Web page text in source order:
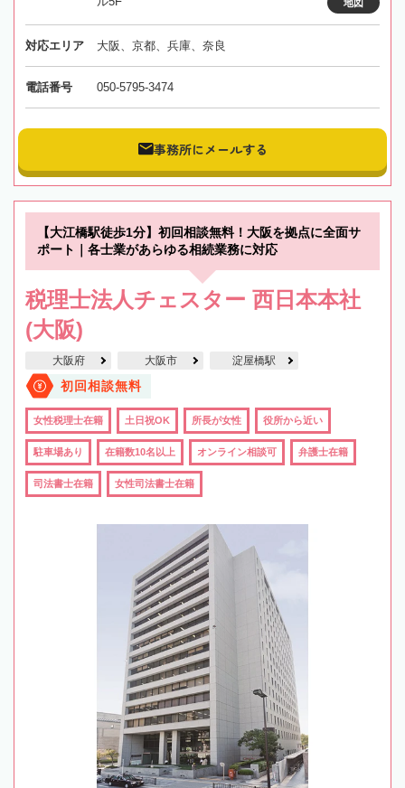
地図
対応エリア 大阪、京都、兵庫、奈良
電話番号 050-5795-3474
事務所にメールする
【大江橋駅徒歩1分】初回相談無料！大阪を拠点に全面サ
ポート｜各士業があらゆる相続業務に対応
税理士法人チェスター 西日本本社
(大阪)
大阪府 大阪市 淀屋橋駅
初回相談無料
女性税理士在籍 土日祝OK 所長が女性 役所から近い
駐車場あり 在籍数10名以上 オンライン相談可 弁護士在籍
司法書士在籍 女性司法書士在籍